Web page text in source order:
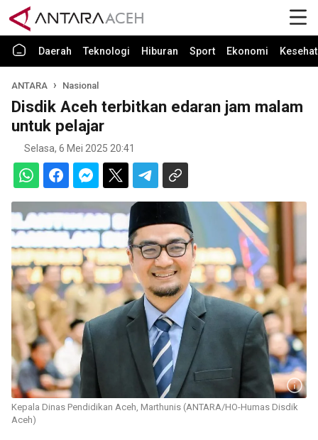
Daerah Teknologi Hiburan Sport Ekonomi
ANTARA Nasional
Disdik Aceh terbitkan edaran jam malam
untuk pelajar
Selasa, 6 Mei 2025 20:41
Kepala Dinas Pendidikan Aceh, Marthunis (ANTARA/HO-Humas Disdik
Aceh)